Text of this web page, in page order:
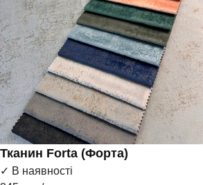
Тканин Forta (Форта)
✓ В наявності